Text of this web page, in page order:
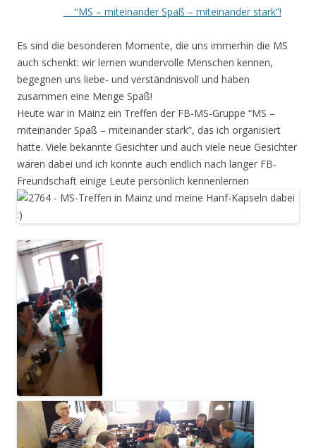
“MS – miteinander Spaß – miteinander stark”!
Es sind die besonderen Momente, die uns immerhin die MS
auch schenkt: wir lernen wundervolle Menschen kennen,
begegnen uns liebe- und verständnisvoll und haben
zusammen eine Menge Spaß!
Heute war in Mainz ein Treffen der FB-MS-Gruppe “MS –
miteinander Spaß – miteinander stark”, das ich organisiert
hatte. Viele bekannte Gesichter und auch viele neue Gesichter
waren dabei und ich konnte auch endlich nach langer FB-
Freundschaft einige Leute persönlich kennenlernen